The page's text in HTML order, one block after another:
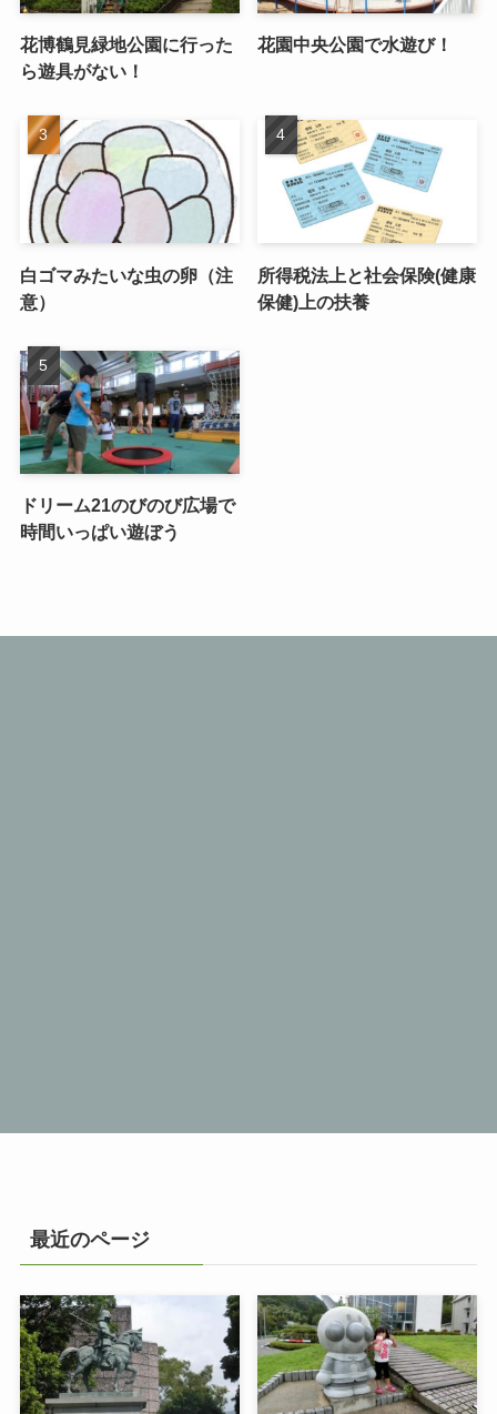
花博鶴見緑地公園に行った
ら遊具がない！
花園中央公園で水遊び！
白ゴマみたいな虫の卵（注
意）
所得税法上と社会保険(健康
保健)上の扶養
ドリーム21のびのび広場で
時間いっぱい遊ぼう
最近のページ